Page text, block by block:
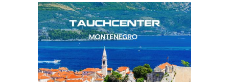
Tauchcenter
Montenegro
Tauchschule
Tauchausfahrten